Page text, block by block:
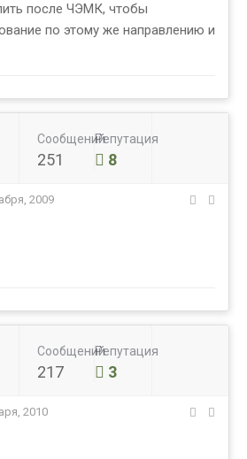
после ЧЭМК, чтобы
по этому же направлению и
Сообщений
251
Репутация
8
2009
Сообщений
217
Репутация
3
2010